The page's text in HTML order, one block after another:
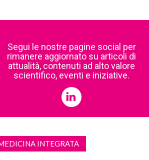
Segui le nostre pagine social per
rimanere aggiornato su articoli di
attualità, contenuti ad alto valore
scientifico, eventi e iniziative.
INTEGRATA